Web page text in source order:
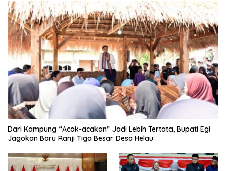
Dari Kampung “Acak-acakan” Jadi Lebih Tertata, Bupati Egi
Jagokan Baru Ranji Tiga Besar Desa Helau